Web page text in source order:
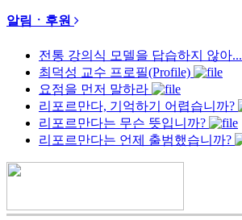
알림ㆍ후원
전통 강의식 모델을 답습하지 않아...
최덕성 교수 프로필(Profile)
요점을 먼저 말하라
리포르만다, 기억하기 어렵습니까?
리포르만다는 무슨 뜻입니까?
리포르만다는 언제 출범했습니까?